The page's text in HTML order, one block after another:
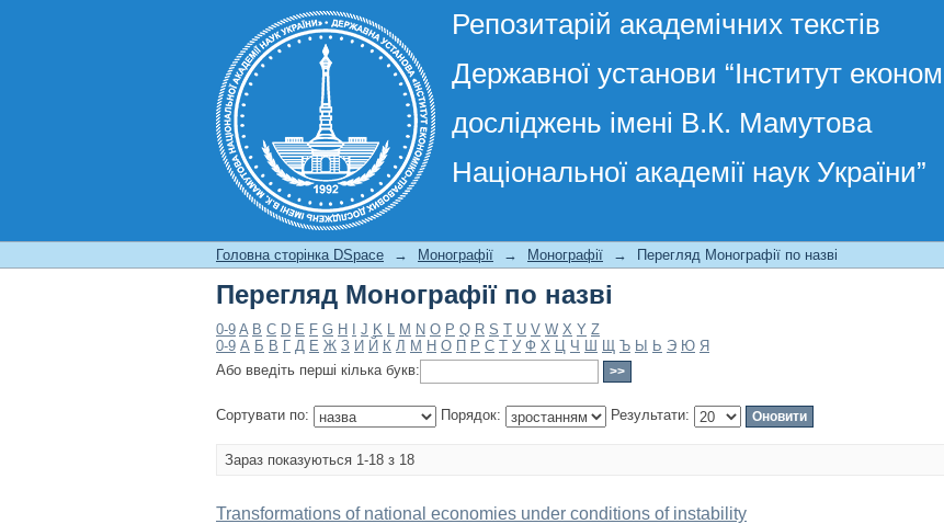
Репозитарій академічних текстів
Державної установи “Інститут
досліджень імені В.К. Мамутова
Національної академії наук України”
Перегляд Монографії по назві
Головна сторінка DSpace → Монографії → Монографії → Перегляд Монографії по назві
Перегляд Монографії по назві
0-9 A B C D E F G H J K L M N O P Q R S T U V W X Y Z
0-9 А Б В Г Д Е Ж З И Й К Л М Н О П Р С Т У Ф Х Ц Ч Ш Щ Ъ Ы Ь Э Ю Я
Або введіть перші кілька букв:
Сортувати по: Порядок: Результати:
Зараз показуються 1-18 з 18
Transformations of national economies under conditions of instability